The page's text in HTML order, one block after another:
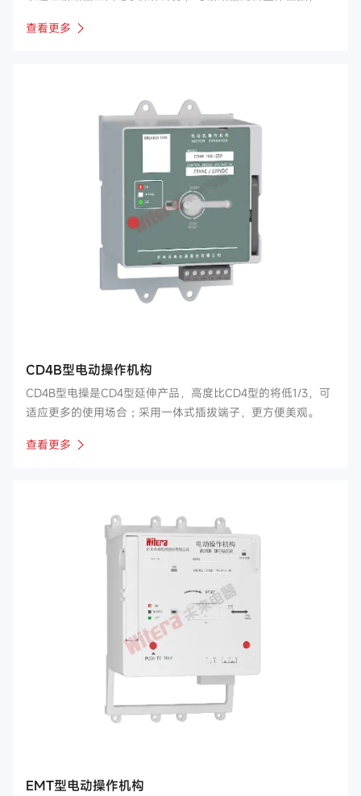
查看更多
CD4B型电动操作机构
CD4B型电操是CD4型延伸产品，高度比CD4型的将低1/3，可
适应更多的使用场合；采用一体式插拔端子，更方便美观。
查看更多
EMT型电动操作机构